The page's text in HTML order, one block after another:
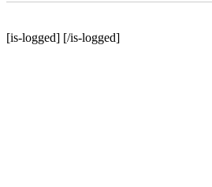
[is-logged] [/is-logged]